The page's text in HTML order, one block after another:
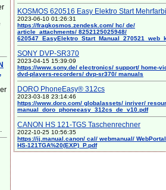
KOSMOS 620516 Easy Elektro Start
2023-06-10 01:26:31
https://fragkosmos.zendesk.com/ hc/ de/
article_attachments/ 8252125025948/
SONY DVP-SR370
2023-04-15 15:39:09
https://www.sony.de/ electronics/ support/ home-
dvd-players-recorders/ dvp-sr370/ manuals
DORO PhoneEasy® 312cs
2023-03-18 23:14:46
https://www.doro.com/ globalassets/ inriver/
manual_doro_phoneeasy_312cs_de_v10.pdf
CANON HS 121-TGS Taschenrechner
2022-10-25 10:56:35
https://ij.manual.canon/ cal/ webmanual/
HS-121TGA%20(EXP)_P.pdf